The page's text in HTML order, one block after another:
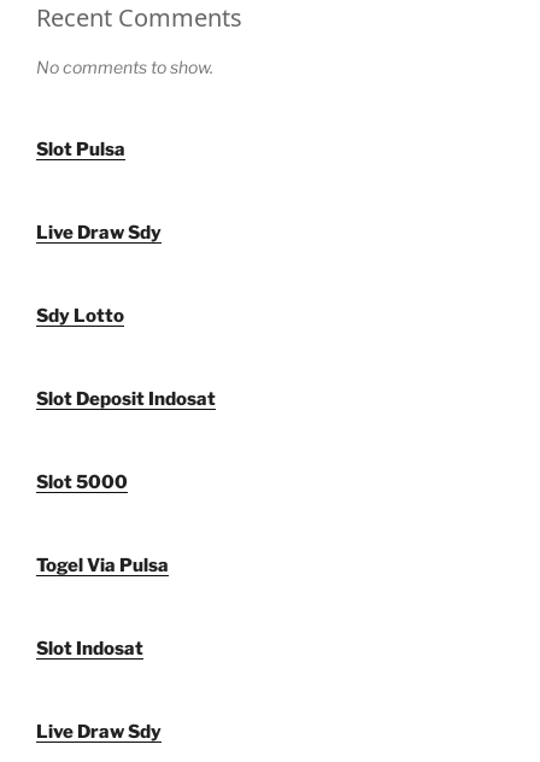
Recent Comments
No comments to show.
Slot Pulsa
Live Draw Sdy
Sdy Lotto
Slot Deposit Indosat
Slot 5000
Togel Via Pulsa
Slot Indosat
Live Draw Sdy